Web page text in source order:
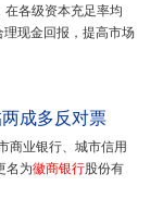
在各级资本充足率均
现金回报，提高市场
成多反对票
商业银行、城市信用
名为徽商银行股份有